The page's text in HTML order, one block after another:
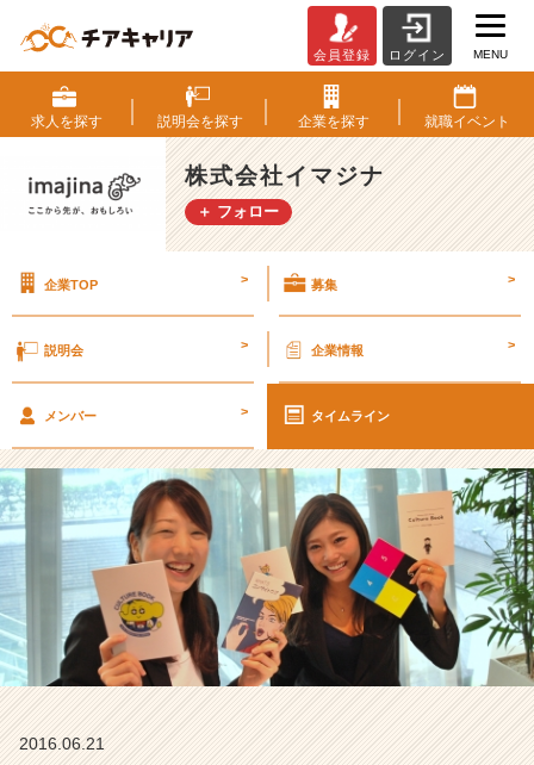
ン
タ
ー
ン
入
社
で
た
ジ
ナ
の
魅
力
【株
式
会
社
イ
会員登録 ログイン MENU
求人を探す 説明会を探す 企業を探す 就職イベント
株式会社イマジナ
＋ フォロー
企業TOP > 募集 >
説明会 > 企業情報 >
メンバー > タイムライン
2016.06.21